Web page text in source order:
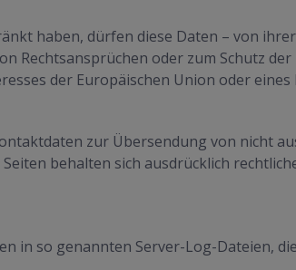
haben, dürfen diese Daten – von
Rechtsansprüchen oder zum Schutz
der Europäischen Union oder
zur Übersendung von nicht
behalten sich ausdrücklich
in so genannten Server-Log-Dateien,